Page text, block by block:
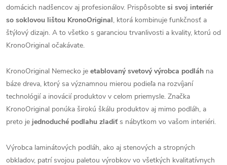
domácich nadšencov aj profesionálov. Prispôsobte si svoj interiér
so soklovou lištou KronoOriginal, ktorá kombinuje funkčnosť a
štýlový dizajn. A to všetko s garanciou trvanlivosti a kvality, ktorú od
KronoOriginal očakávate.
KronoOriginal Nemecko je etablovaný svetový výrobca podláh na
báze dreva, ktorý sa významnou mierou podieľa na rozvíjaní
technológií a inovácií produktov v celom priemysle. Značka
KronoOriginal ponúka širokú škálu produktov aj mimo podláh, a
preto je jednoduché podlahu zladiť s nábytkom vo vašom interiéri.
Výrobca laminátových podláh, ako aj stenových a stropných
obkladov, patrí svojou paletou výrobkov vo všetkých kvalitatívnych